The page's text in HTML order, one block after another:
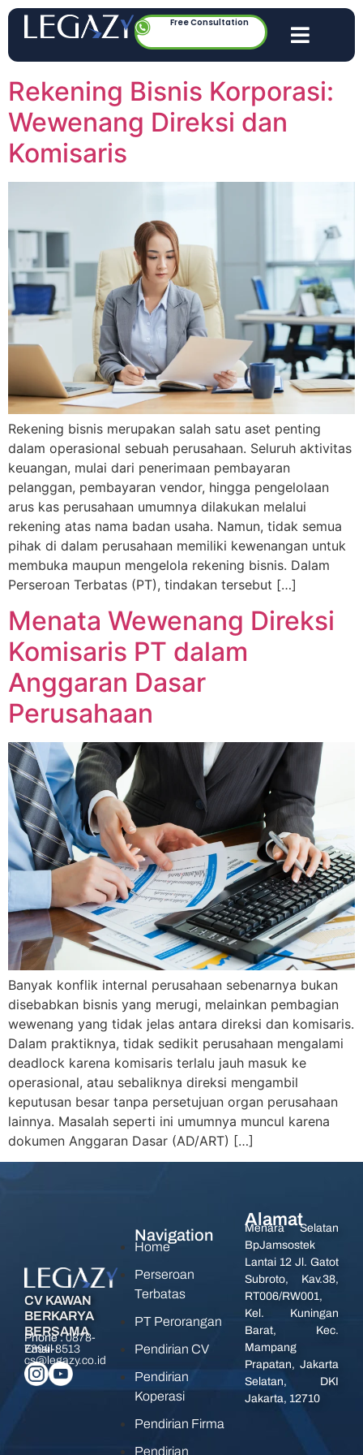
Free Consultation
Rekening Bisnis Korporasi:
Wewenang Direksi dan
Komisaris
Rekening bisnis merupakan salah satu aset penting
dalam operasional sebuah perusahaan. Seluruh aktivitas
keuangan, mulai dari penerimaan pembayaran
pelanggan, pembayaran vendor, hingga pengelolaan
arus kas perusahaan umumnya dilakukan melalui
rekening atas nama badan usaha. Namun, tidak semua
pihak di dalam perusahaan memiliki kewenangan untuk
membuka maupun mengelola rekening bisnis. Dalam
Perseroan Terbatas (PT), tindakan tersebut […]
Menata Wewenang Direksi
Komisaris PT dalam
Anggaran Dasar
Perusahaan
Banyak konflik internal perusahaan sebenarnya bukan
disebabkan bisnis yang merugi, melainkan pembagian
wewenang yang tidak jelas antara direksi dan komisaris.
Dalam praktiknya, tidak sedikit perusahaan mengalami
deadlock karena komisaris terlalu jauh masuk ke
operasional, atau sebaliknya direksi mengambil
keputusan besar tanpa persetujuan organ perusahaan
lainnya. Masalah seperti ini umumnya muncul karena
dokumen Anggaran Dasar (AD/ART) […]
CV KAWAN
BERKARYA
BERSAMA
Phone :0878-
7394-8513
Email :
cs@legazy.co.id
Navigation
Home
Perseroan
Terbatas
PT Perorangan
Pendirian CV
Pendirian
Koperasi
Pendirian Firma
Pendirian
Alamat
Menara Selatan
BpJamsostek
Lantai 12 Jl. Gatot
Subroto, Kav.38,
RT006/RW001,
Kel. Kuningan
Barat, Kec.
Mampang
Prapatan, Jakarta
Selatan, DKI
Jakarta, 12710